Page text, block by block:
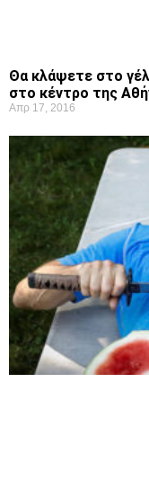
Θα κλάψετε στο
στο κέντρο της
Απρ 17, 2016